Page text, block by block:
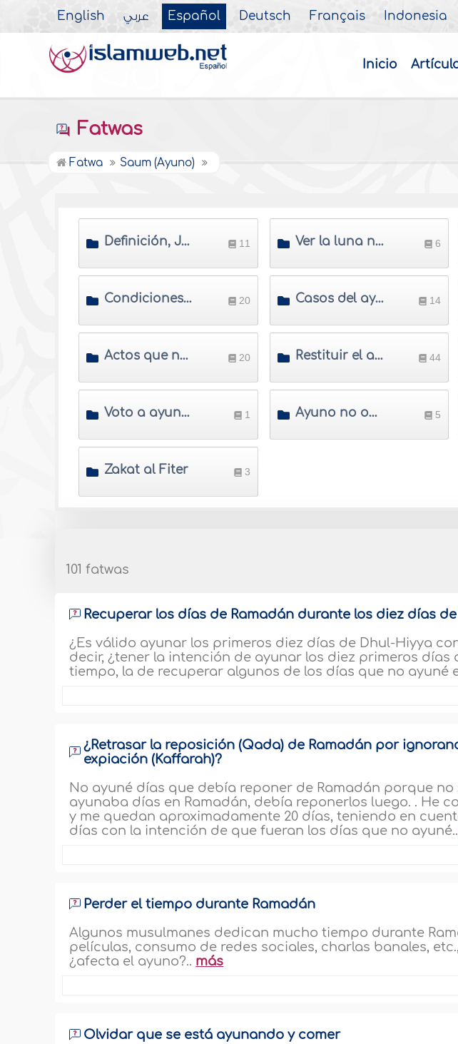
English عربي Español Deutsch Français Indonesia
Inicio
Fatwas
Fatwa Saum (Ayuno)
Definición, Juicio, Méritos y sabiduría del ayuno 11 Ver la luna nueva 6
Condiciones de la validez del ayuno 20 Casos del ayuno 14
Actos que no anulan el ayuno 20 Restituir el ayuno 44
Voto a ayunar 1 Ayuno no obligatorio 5
Zakat al Fiter 3
101 fatwas
Recuperar los días de Ramadán durante los diez días
¿Es válido ayunar los primeros diez días de Dhul-Hiyya
decir, ¿tener la intención de ayunar los diez primeros días
tiempo, la de recuperar algunos de los días que no ayuné
¿Retrasar la reposición (Qada) de Ramadán por
expiación (Kaffarah)?
No ayuné días que debía reponer de Ramadán porque
ayunaba días en Ramadán, debía reponerlos luego. . He
y me quedan aproximadamente 20 días, teniendo en
días con la intención de que fueran los días que no ayuné..
Perder el tiempo durante Ramadán
Algunos musulmanes dedican mucho tiempo durante
películas, consumo de redes sociales, charlas banales,
¿afecta el ayuno?.. más
Olvidar que se está ayunando y comer